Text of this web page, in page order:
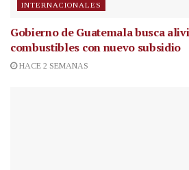
INTERNACIONALES
Gobierno de Guatemala busca
combustibles con nuevo subsidio
HACE 2 SEMANAS